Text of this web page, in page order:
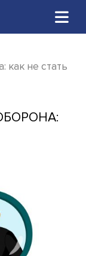
как не